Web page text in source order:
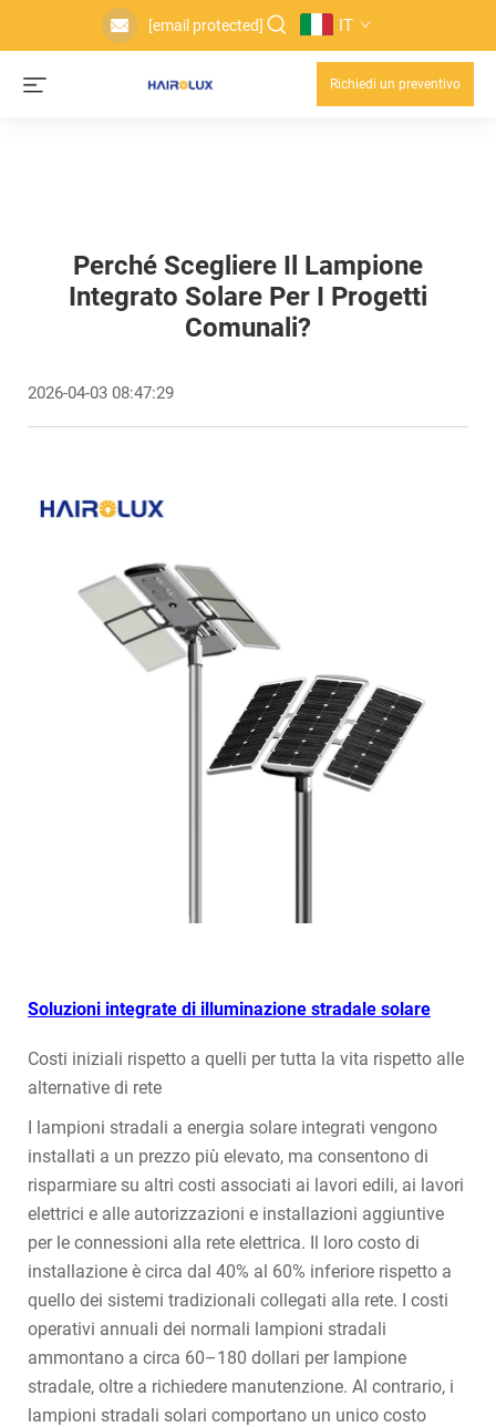
[email protected] IT
Richiedi un preventivo
Perché Scegliere Il Lampione
Integrato Solare Per I Progetti
Comunali?
2026-04-03 08:47:29
Soluzioni integrate di illuminazione stradale solare
Costi iniziali rispetto a quelli per tutta la vita rispetto alle
alternative di rete
I lampioni stradali a energia solare integrati vengono
installati a un prezzo più elevato, ma consentono di
risparmiare su altri costi associati ai lavori edili, ai lavori
elettrici e alle autorizzazioni e installazioni aggiuntive
per le connessioni alla rete elettrica. Il loro costo di
installazione è circa dal 40% al 60% inferiore rispetto a
quello dei sistemi tradizionali collegati alla rete. I costi
operativi annuali dei normali lampioni stradali
ammontano a circa 60–180 dollari per lampione
stradale, oltre a richiedere manutenzione. Al contrario, i
lampioni stradali solari comportano un unico costo